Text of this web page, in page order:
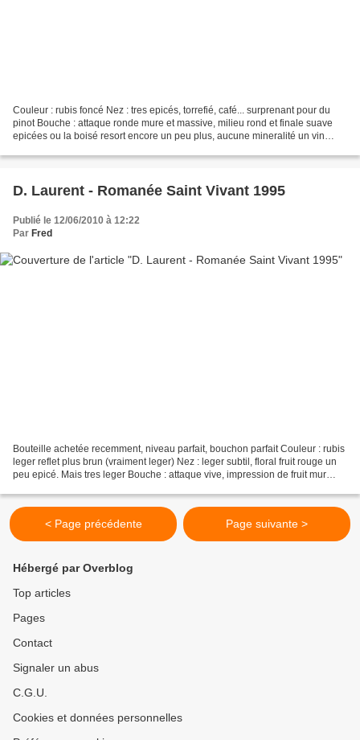
Couleur : rubis foncé Nez : tres epicés, torrefié, café... surprenant pour du
pinot Bouche : attaque ronde mure et massive, milieu rond et finale suave
epicées ou la boisé resort encore un peu plus, aucune mineralité un vin
D. Laurent - Romanée Saint Vivant 1995
Publié le 12/06/2010 à 12:22
Par Fred
Bouteille achetée recemment, niveau parfait, bouchon parfait Couleur : rubis
leger reflet plus brun (vraiment leger) Nez : leger subtil, floral fruit rouge un
peu epicé. Mais tres leger Bouche : attaque vive, impression de fruit mur
< Page précédente Page suivante >
Hébergé par Overblog
Top articles
Pages
Contact
Signaler un abus
C.G.U.
Cookies et données personnelles